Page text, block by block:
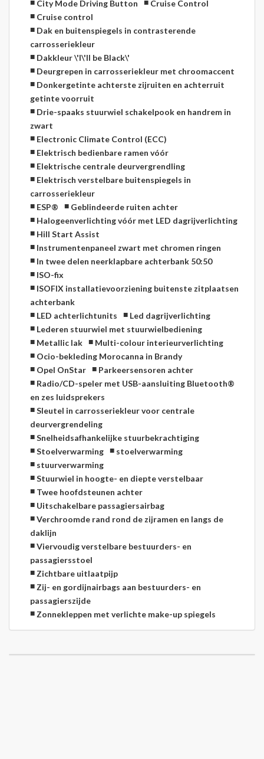
City Mode Driving Button
Cruise Control
Cruise control
Dak en buitenspiegels in contrasterende
carrosseriekleur
Dakkleur \'I\'ll be Black\'
Deurgrepen in carrosseriekleur met chroomaccent
Donkergetinte achterste zijruiten en achterruit
getinte voorruit
Drie-spaaks stuurwiel schakelpook en handrem in
zwart
Electronic Climate Control (ECC)
Elektrisch bedienbare ramen vóór
Elektrische centrale deurvergrendling
Elektrisch verstelbare buitenspiegels in
carrosseriekleur
ESP®
Geblindeerde ruiten achter
Halogeenverlichting vóór met LED dagrijverlichting
Hill Start Assist
Instrumentenpaneel zwart met chromen ringen
In twee delen neerklapbare achterbank 50:50
ISO-fix
ISOFIX installatievoorziening buitenste zitplaatsen
achterbank
LED achterlichtunits
Led dagrijverlichting
Lederen stuurwiel met stuurwielbediening
Metallic lak
Multi-colour interieurverlichting
Ocio-bekleding Morocanna in Brandy
Opel OnStar
Parkeersensoren achter
Radio/CD-speler met USB-aansluiting Bluetooth®
en zes luidsprekers
Sleutel in carrosseriekleur voor centrale
deurvergrendeling
Snelheidsafhankelijke stuurbekrachtiging
Stoelverwarming
stoelverwarming
stuurverwarming
Stuurwiel in hoogte- en diepte verstelbaar
Twee hoofdsteunen achter
Uitschakelbare passagiersairbag
Verchroomde rand rond de zijramen en langs de
daklijn
Viervoudig verstelbare bestuurders- en
passagiersstoel
Zichtbare uitlaatpijp
Zij- en gordijnairbags aan bestuurders- en
passagierszijde
Zonnekleppen met verlichte make-up spiegels